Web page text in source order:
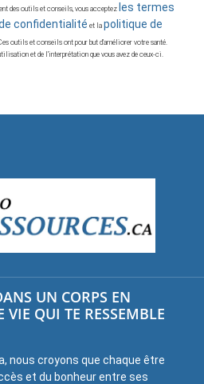
des outils et conseils, vous acceptez les termes
confidentialité et la politique de
outils et conseils ont pour but d’améliorer votre santé.
et de l’interprétation que vous avez de ceux-ci.
UN CORPS EN
VIE QUI TE RESSEMBLE
nous croyons que chaque être
et du bonheur entre ses